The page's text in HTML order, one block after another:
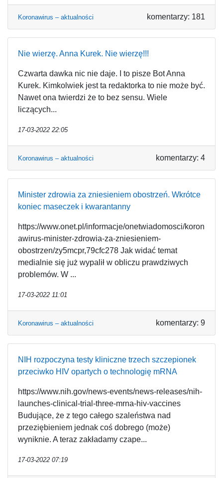
Koronawirus – aktualności komentarzy: 181
Nie wierzę. Anna Kurek. Nie wierzę!!!
Czwarta dawka nic nie daje. I to pisze Bot Anna
Kurek. Kimkolwiek jest ta redaktorka to nie może być.
Nawet ona twierdzi że to bez sensu. Wiele
liczących...
17-03-2022 22:05
Koronawirus – aktualności komentarzy: 4
Minister zdrowia za zniesieniem obostrzeń. Wkrótce
koniec maseczek i kwarantanny
https://www.onet.pl/informacje/onetwiadomosci/koron
awirus-minister-zdrowia-za-zniesieniem-
obostrzen/zy5mcpr,79cfc278 Jak widać temat
medialnie się już wypalił w obliczu prawdziwych
problemów. W ...
17-03-2022 11:01
Koronawirus – aktualności komentarzy: 9
NIH rozpoczyna testy kliniczne trzech szczepionek
przeciwko HIV opartych o technologię mRNA
https://www.nih.gov/news-events/news-releases/nih-
launches-clinical-trial-three-mrna-hiv-vaccines
Budujące, że z tego całego szaleństwa nad
przeziębieniem jednak coś dobrego (może)
wyniknie. A teraz zakładamy czape...
17-03-2022 07:19